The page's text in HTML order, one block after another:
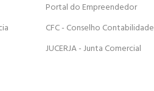
Portal do Empreendedor
CFC - Conselho Contabilidade
JUCERJA - Junta Comercial